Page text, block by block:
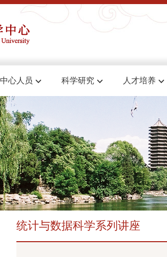
中心人员 科学研究 人才培养
统计与数据科学系列讲座